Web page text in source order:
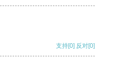
支持[0] 反对[0]